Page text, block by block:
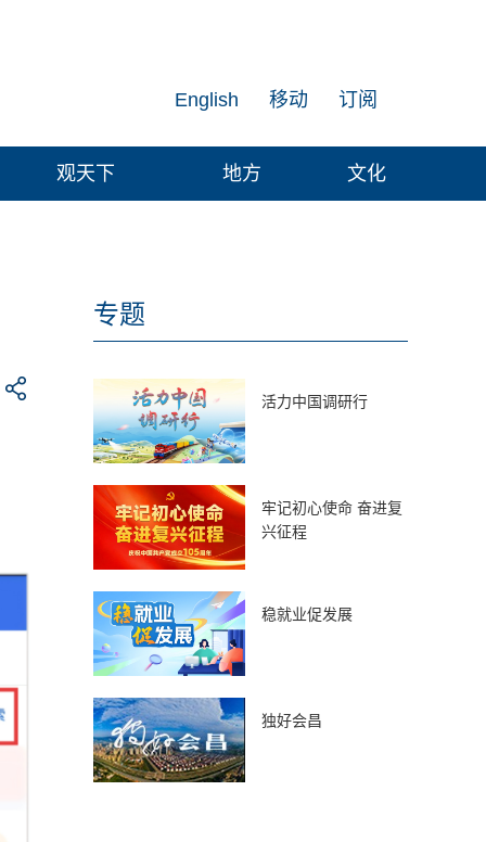
订阅
移动
English
观天下 地方 文化
专题
活力中国调研行
牢记初心使命 奋进复
兴征程
稳就业促发展
独好会昌